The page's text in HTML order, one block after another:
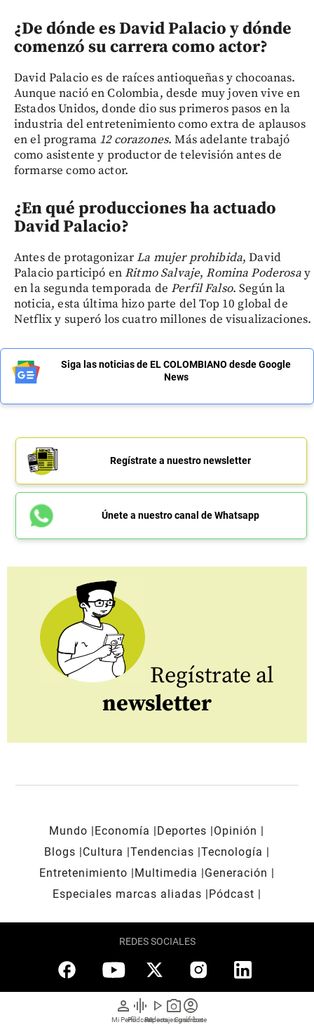
person
Mi Perfil
graphic_eq
Pódcast
play_arrow
Videos
photo_camera
Reportajes gráficos
account_circle
Suscríbete
¿De dónde es David Palacio y dónde
comenzó su carrera como actor?
David Palacio es de raíces antioqueñas y chocoanas.
Aunque nació en Colombia, desde muy joven vive en
Estados Unidos, donde dio sus primeros pasos en la
industria del entretenimiento como extra de aplausos
en el programa 12 corazones. Más adelante trabajó
como asistente y productor de televisión antes de
formarse como actor.
¿En qué producciones ha actuado
David Palacio?
Antes de protagonizarLa mujer prohibida, David
Palacio participó enRitmo Salvaje,Romina Poderosay
en la segunda temporada dePerfil Falso. Según la
noticia, esta última hizo parte del Top 10 global de
Netflix y superó los cuatro millones de visualizaciones.
Siga las noticias de EL COLOMBIANO desde Google
News
Regístrate a nuestro newsletter
Únete a nuestro canal de Whatsapp
Regístrate al
newsletter
Mundo Economía Deportes
Opinión
Blogs
Cultura Tendencias Tecnología
Entretenimiento
Multimedia
Generación
Especiales marcas aliadas
Pódcast
REDES SOCIALES